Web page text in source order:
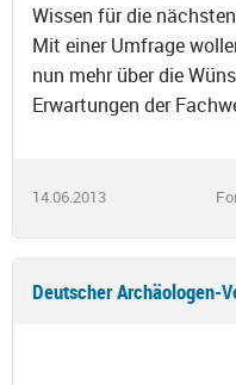
Wissen für die
Mit einer Umfrage
nun mehr über die
Erwartungen der
14.06.2013
Deutscher Archäologen-